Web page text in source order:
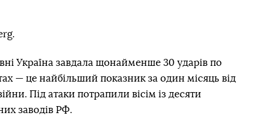
Україна завдала щонайменше 30 ударів по
— це найбільший показник за один місяць від
Під атаки потрапили вісім із десяти
заводів РФ.